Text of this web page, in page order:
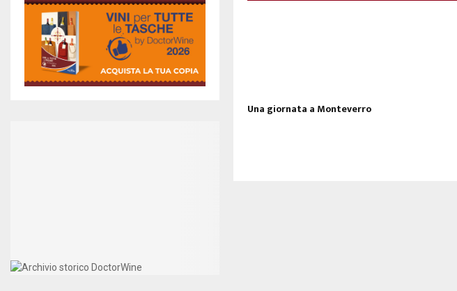
Una giornata a Monteverro